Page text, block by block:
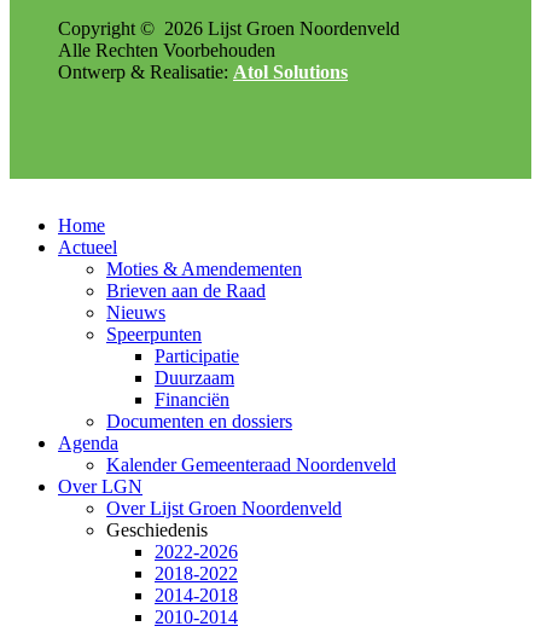
Copyright © 2026 Lijst Groen Noordenveld
Alle Rechten Voorbehouden
Ontwerp & Realisatie: Atol Solutions
Home
Actueel
Moties & Amendementen
Brieven aan de Raad
Nieuws
Speerpunten
Participatie
Duurzaam
Financiën
Documenten en dossiers
Agenda
Kalender Gemeenteraad Noordenveld
Over LGN
Over Lijst Groen Noordenveld
Geschiedenis
2022-2026
2018-2022
2014-2018
2010-2014